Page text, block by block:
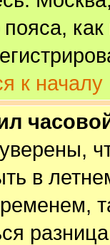
пояса,
к началу
в